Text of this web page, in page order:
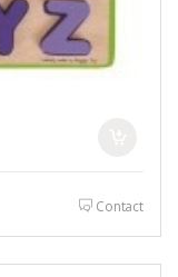
Contact